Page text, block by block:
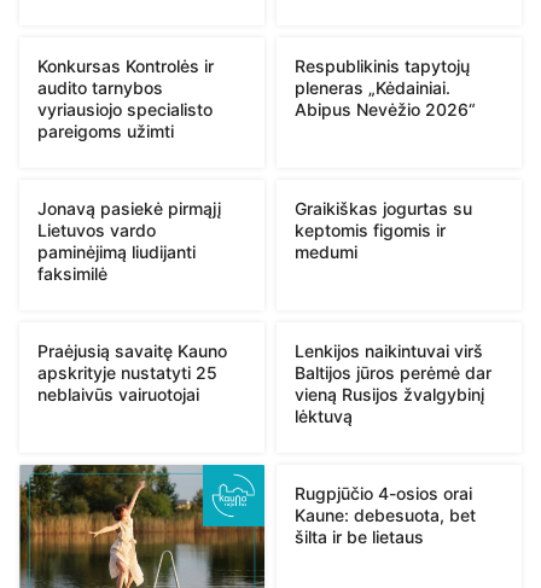
Konkursas Kontrolės ir
audito tarnybos
vyriausiojo specialisto
pareigoms užimti
Respublikinis tapytojų
pleneras „Kėdainiai.
Abipus Nevėžio 2026“
Jonavą pasiekė pirmąjį
Lietuvos vardo
paminėjimą liudijanti
faksimilė
Graikiškas jogurtas su
keptomis figomis ir
medumi
Praėjusią savaitę Kauno
apskrityje nustatyti 25
neblaivūs vairuotojai
Lenkijos naikintuvai virš
Baltijos jūros perėmė dar
vieną Rusijos žvalgybinį
lėktuvą
Rugpjūčio 4-osios orai
Kaune: debesuota, bet
šilta ir be lietaus